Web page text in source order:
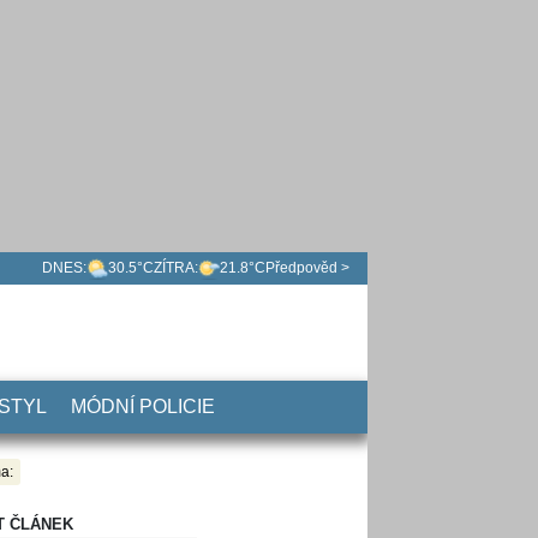
DNES: 30.5°CZÍTRA: 21.8°C Předpověd >
MÓDNÍ POLICIE
ČLÁNEK